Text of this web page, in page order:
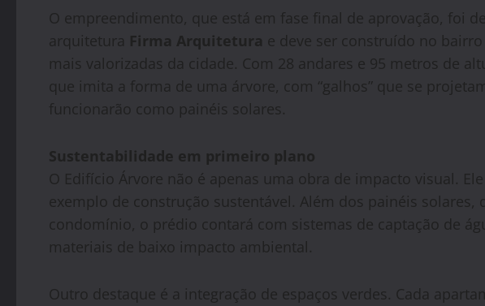
O empreendimento, que está em fase final de aprovação, foi
arquitetura Firma Arquitetura e deve ser construído no
mais valorizadas da cidade. Com 28 andares e 95 metros de
que imita a forma de uma árvore, com “galhos” que se
funcionarão como painéis solares.
Sustentabilidade em primeiro plano
O Edifício Árvore não é apenas uma obra de impacto visual.
exemplo de construção sustentável. Além dos painéis solares,
condomínio, o prédio contará com sistemas de captação de
materiais de baixo impacto ambiental.
Outro destaque é a integração de espaços verdes. Cada